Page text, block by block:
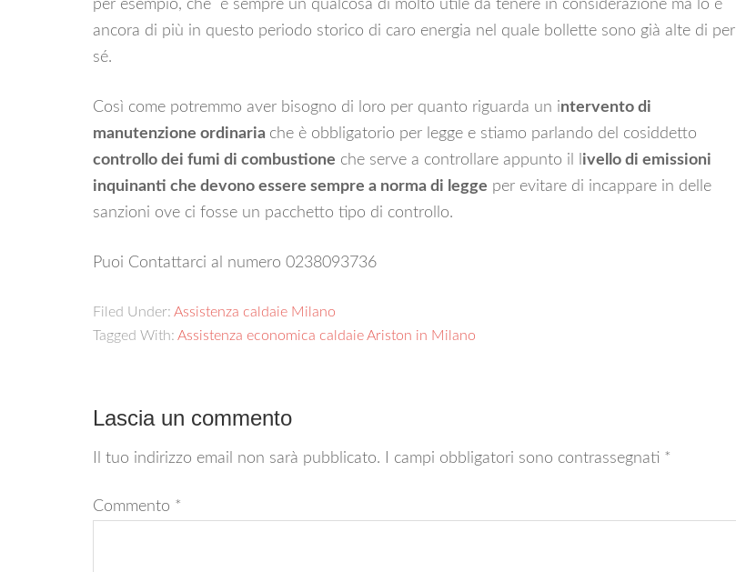
per esempio, che è sempre un qualcosa di molto utile da tenere in considerazione ma lo è
ancora di più in questo periodo storico di caro energia nel quale bollette sono già alte di per
sé.
Così come potremmo aver bisogno di loro per quanto riguarda un intervento di
manutenzione ordinaria che è obbligatorio per legge e stiamo parlando del cosiddetto
controllo dei fumi di combustione che serve a controllare appunto il l ivello di emissioni
inquinanti che devono essere sempre a norma di legge per evitare di incappare in delle
sanzioni ove ci fosse un pacchetto tipo di controllo.
Puoi Contattarci al numero 0238093736
Filed Under: Assistenza caldaie Milano
Tagged With: Assistenza economica caldaie Ariston in Milano
Lascia un commento
Il tuo indirizzo email non sarà pubblicato. I campi obbligatori sono contrassegnati *
Commento *